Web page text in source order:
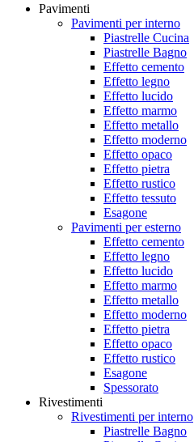
Pavimenti
Pavimenti per interno
Piastrelle Cucina
Piastrelle Bagno
Effetto cemento
Effetto legno
Effetto lucido
Effetto marmo
Effetto metallo
Effetto moderno
Effetto opaco
Effetto pietra
Effetto rustico
Effetto tessuto
Esagone
Pavimenti per esterno
Effetto cemento
Effetto legno
Effetto lucido
Effetto marmo
Effetto metallo
Effetto moderno
Effetto pietra
Effetto opaco
Effetto rustico
Esagone
Spessorato
Rivestimenti
Rivestimenti per interno
Piastrelle Bagno